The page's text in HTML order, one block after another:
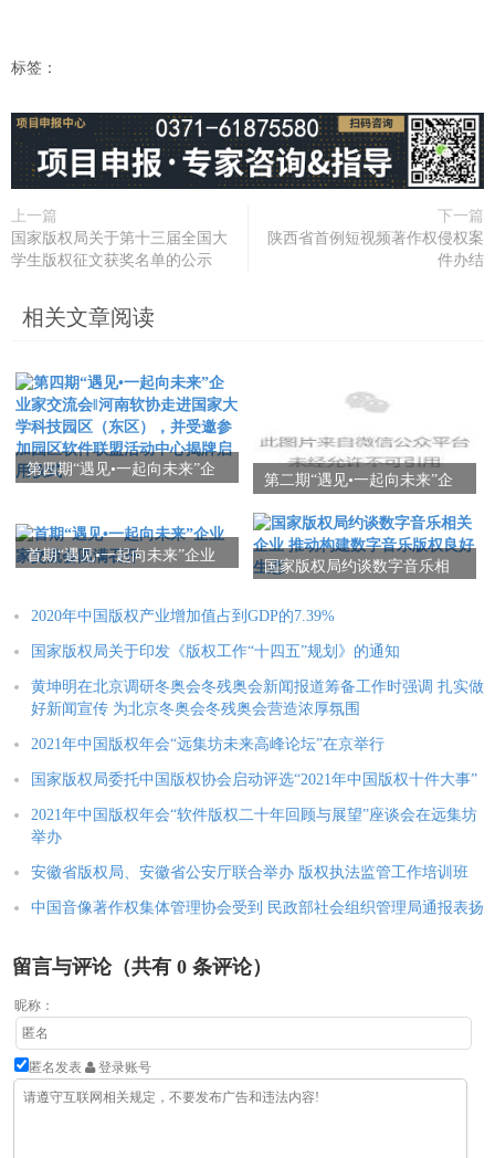
标签：
上一篇
国家版权局关于第十三届全国大
学生版权征文获奖名单的公示
下一篇
陕西省首例短视频著作权侵权案
件办结
相关文章阅读
第四期“遇见•一起向未来”企
并受邀参加园区软件联盟活
动中心揭牌启用仪式
第二期“遇见•一起向未来”企
首期“遇见•一起向未来”企业
国家版权局约谈数字音乐相
权良好生态
2020年中国版权产业增加值占到GDP的7.39%
国家版权局关于印发《版权工作“十四五”规划》的通知
黄坤明在北京调研冬奥会冬残奥会新闻报道筹备工作时强调 扎实做
好新闻宣传 为北京冬奥会冬残奥会营造浓厚氛围
2021年中国版权年会“远集坊未来高峰论坛”在京举行
国家版权局委托中国版权协会启动评选“2021年中国版权十件大事”
2021年中国版权年会“软件版权二十年回顾与展望”座谈会在远集坊
举办
安徽省版权局、安徽省公安厅联合举办 版权执法监管工作培训班
中国音像著作权集体管理协会受到 民政部社会组织管理局通报表扬
留言与评论（共有 0 条评论）
昵称：
匿名发表 登录账号